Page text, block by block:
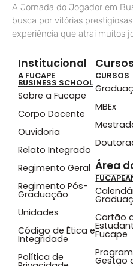
A Jornada do Jogador em
busca por vitórias
experiência que atrai muitos
Institucional
A FUCAPE
BUSINESS SCHOOL
Sobre a Fucape
Corpo Docente
Ouvidoria
Relato Integrado
Regimento Geral
Regimento Pós-
Graduação
Unidades
Código de Ética e
Integridade
Política de
Cursos
CURSOS
MBEx
Área
Cartão
Fucape
Gestão